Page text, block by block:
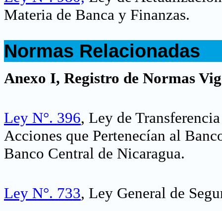
Materia de Banca y Finanzas.
Normas Relacionadas
Anexo I, Registro de Normas
Ley N°. 396, Ley de
Acciones que Pertenecían al
Banco Central de Nicaragua.
Ley N°. 733, Ley General de